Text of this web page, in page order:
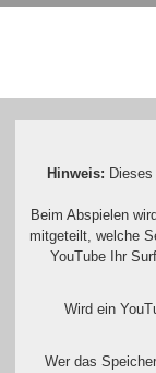
Hinweis:
Beim Abspielen
mitgeteilt, welche
YouTube Ihr
Wird ein
Wer das